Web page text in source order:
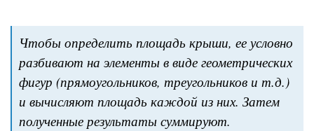
Чтобы определить площадь крыши, ее условно
разбивают на элементы в виде геометрических
фигур (прямоугольников, треугольников и т.д.)
и вычисляют площадь каждой из них. Затем
полученные результаты суммируют.